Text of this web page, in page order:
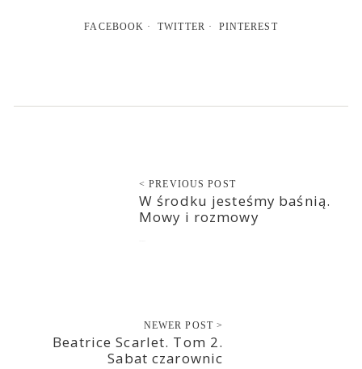
FACEBOOK TWITTER PINTEREST
< PREVIOUS POST
W środku jesteśmy baśnią.
Mowy i rozmowy
NEWER POST >
Beatrice Scarlet. Tom 2.
Sabat czarownic